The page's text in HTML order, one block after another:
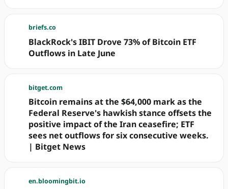
briefs.co
BlackRock's IBIT Drove 73% of Bitcoin ETF
Outflows in Late June
bitget.com
Bitcoin remains at the $64,000 mark as the
Federal Reserve's hawkish stance offsets the
positive impact of the Iran ceasefire; ETF
sees net outflows for six consecutive weeks.
| Bitget News
en.bloomingbit.io